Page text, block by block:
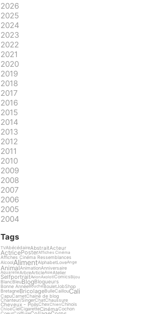
2026
2025
2024
2023
2022
2021
2020
2019
2018
2017
2016
2015
2014
2013
2012
2011
2010
2009
2008
2007
2006
2005
2004
Tags
TVAbécédaireAbstraitActeur
ActricePosterAffiches Cinéma
Affiches Cinéma Ressemblances
AlcoolAlimentAlphabetLoveAnge
AnimalAnimationAnniversaire
AquarelleArbreArticleAsieAtelier
SelfportraitAvionAxolotlComicsBijou
BlancBleuBlogBlogueurs
Bonne AnnéeBoucheBouletJobShop
BretagneBricolageBulleCaillouCali
CapuCarnetChaine de blog
Chanteur/SingerChatChaussure
Cheveux - PoilsChexChienChinois
ChloéCielCigaretteCinémaCochon